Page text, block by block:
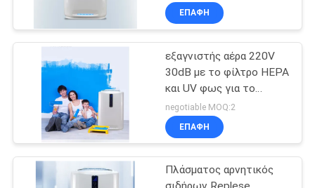
Εξολκέας καπνών
σαλονιών καρφιών
Εξολκέας καπνών
ΕΠΑΦΉ
εξαγνιστής αέρα 220V
30dB με το φίλτρο HEPA
και UV φως για το
δωμάτιο
negotiable MOQ:2
ΕΠΑΦΉ
Πλάσματος αρνητικός